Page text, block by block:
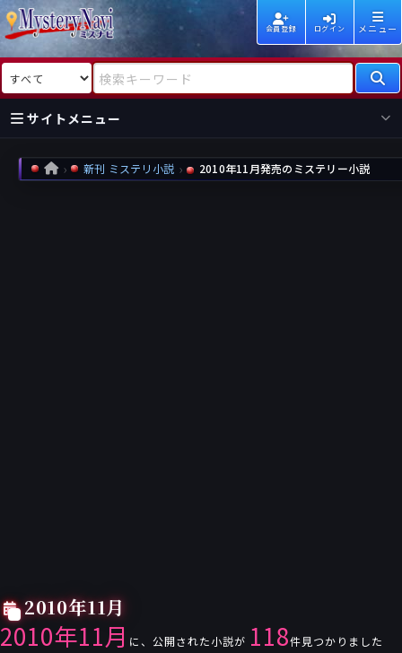
会員登録 ログイン メニュー
検索対象 検索キーワード
サイトメニュー
国内
作家
海外
作家
新着
レビュー
新刊
情報
HOME 新刊 ミステリ小説 2010年11月発売のミステリー小説
2010年11月
2010年11月 に、公開された小説が 118件見つかりました